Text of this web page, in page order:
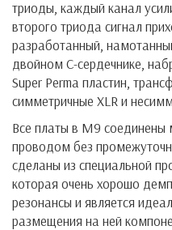
триоды, каждый канал
второго триода сигнал
разработанный,
двойном С-сердечнике,
Super Perma пластин,
симметричные XLR и
Все платы в М9
проводом без
сделаны из специальной
которая очень хорошо
резонансы и является
размещения на ней